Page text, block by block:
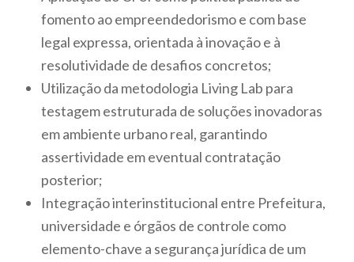
fomento ao empreendedorismo e com base
legal expressa, orientada à inovação e à
resolutividade de desafios concretos;
Utilização da metodologia Living Lab para
testagem estruturada de soluções inovadoras
em ambiente urbano real, garantindo
assertividade em eventual contratação
posterior;
Integração interinstitucional entre Prefeitura,
universidade e órgãos de controle como
elemento-chave a segurança jurídica de um